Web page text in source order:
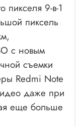
пикселя 9-в-1
пиксель
с новым
съемки
Redmi Note
даже при
еще больше